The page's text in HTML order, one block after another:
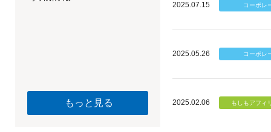
もっと見る
2025.07.15
2025.05.26
2025.02.06